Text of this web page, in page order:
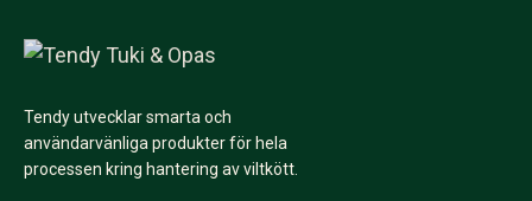
Tendy utvecklar smarta och
användarvänliga produkter för hela
processen kring hantering av viltkött.